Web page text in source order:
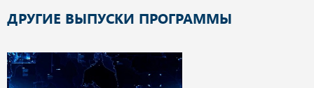
ДРУГИЕ ВЫПУСКИ ПРОГРАММЫ